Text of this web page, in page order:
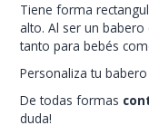
Tiene forma
alto. Al ser un
tanto para bebés
Personaliza tu
De todas formas
duda!